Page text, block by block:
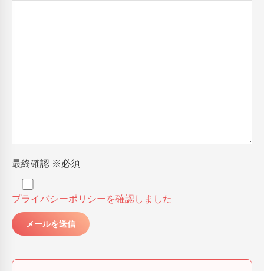
最終確認 ※必須
プライバシーポリシーを確認しました